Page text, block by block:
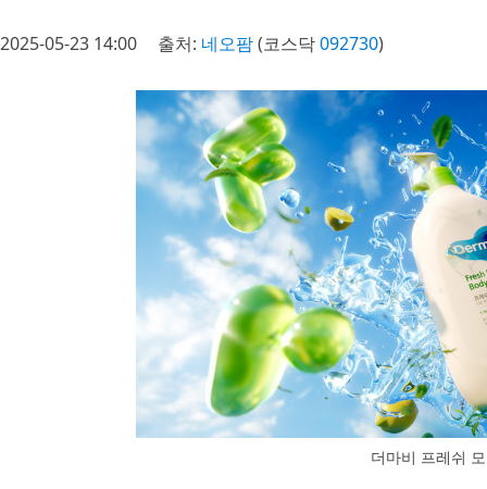
2025-05-23 14:00 출처: 네오팜(코스닥092730)
더마비 프레쉬